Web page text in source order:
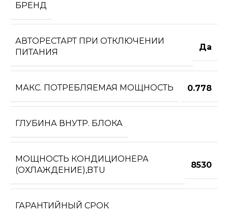
БРЕНД
АВТОРЕСТАРТ ПРИ ОТКЛЮЧЕНИИ
ПИТАНИЯ
Да
МАКС. ПОТРЕБЛЯЕМАЯ МОЩНОСТЬ 0.778
ГЛУБИНА ВНУТР. БЛОКА
МОЩНОСТЬ КОНДИЦИОНЕРА
(ОХЛАЖДЕНИЕ),BTU
8530
ГАРАНТИЙНЫЙ СРОК